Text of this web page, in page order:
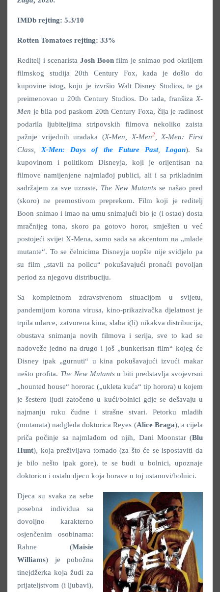
IMDb rejting: 5.3/10
Rotten Tomatoes rejting: 33%
Reditelj i scenarista Josh Boonfilm je snimao pod okriljem
filmskog studija 20th Century Fox, kada je došlo do
kupovine istog, koju je izvršio Walt Disney Studios, te ga
preimenovao u 20th Century Studios. Do tada, franšiza X-
Men je bila pod paskom 20th Century Foxa, čija je radinost
podarila ljubiteljima stripovskih filmova nekoliko zaista
pažnje vrijednih uradaka (X-Men, X-Men2
, X-Men: First
Class, X-Men: Days of the Future Past, Logan). Sa
kupovinom i politikom Disneyja, koji je orijentisan na
filmove namijenjene najmlađoj publici, ali i sa prikladnim
sadržajem za sve uzraste, The New Mutants se našao pred
(skoro) ne premostivom preprekom. Film koji je reditelj
Boon snimao i imao na umu snimajući bio je (i ostao) dosta
mračnijeg tona, skoro pa gotovo horor, smješten u već
postojeći svijet X-Mena, samo sada sa akcentom na „mlade
mutante“. To se čelnicima Disneyja uopšte nije svidjelo pa
su film „stavli na policu“ pokušavajući pronaći povoljan
period za njegovu distribuciju.
Sa kompletnom zdravstvenom situacijom u svijetu,
pandemijom korona virusa, kino-prikazivačka djelatnost je
trpila udarce, zatvorena kina, slaba i(li) nikakva distribucija,
obustava snimanja novih filmova i serija, sve to kad se
nadoveže jedno na drugo i još „bunkerisan film“ kojeg će
Disney ipak „gurnuti“ u kina pokušavajući izvući makar
nešto profita. The New Mutantsu biti predstavlja svojevrsni
„hounted house“ hororac („ukleta kuća“ tip horora) u kojem
je šestero ljudi zatočeno u kući/bolnici gdje se dešavaju u
najmanju ruku čudne i strašne stvari. Petorku mladih
(mutanata) nadgleda doktorica Reyes (Alice Braga), a cijela
priča počinje sa najmlađom od njih, Dani Moonstar (Blu
Hunt), koja preživljava tornado (za što će se ispostaviti da
je bilo nešto ipak gore), te se budi u bolnici, upoznaje
doktoricu i ostalu djecu koja borave u toj ustanovi/bolnici.
Djeca su svaka za sebe
posebna individua sa
dovoljno karakterno
osjenčenim osobinama:
Rahne (Maisie
Williams) je pobožna
tinejdžerka koja žudi za
prijateljstvom (i ljubavi),